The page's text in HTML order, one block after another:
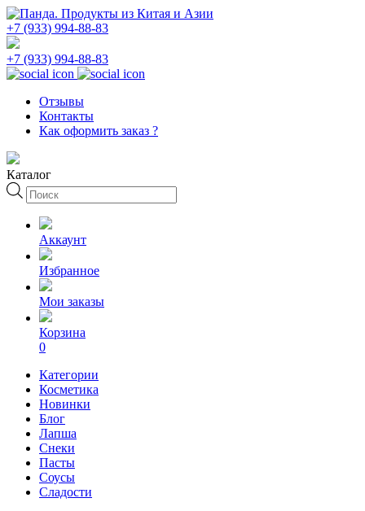
+7 (933) 994-88-83
+7 (933) 994-88-83
Отзывы
Контакты
Как оформить заказ ?
Каталог
Поиск
товаров
Аккаунт
Избранное
Мои заказы
Корзина
0
Категории
Косметика
Новинки
Блог
Лапша
Снеки
Пасты
Соусы
Сладости